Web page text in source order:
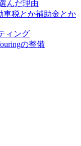
んだ理由
車税とか補助金とか
ィング
の整備